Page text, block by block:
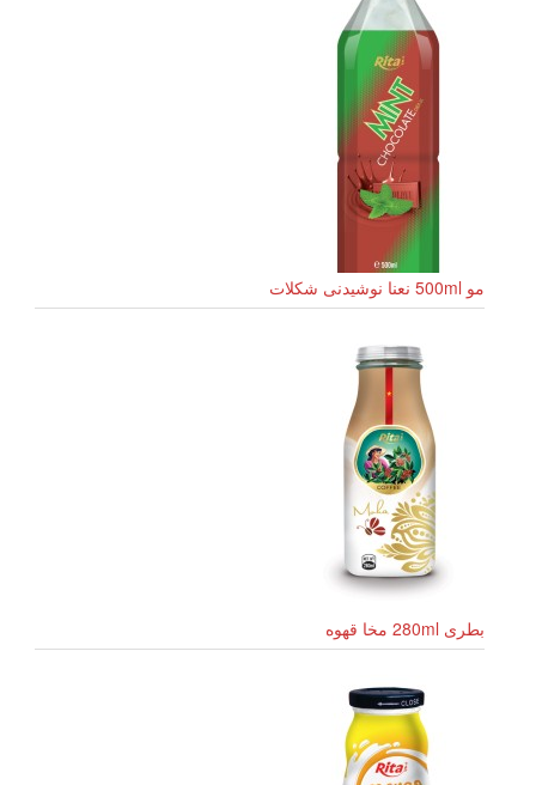
مو 500ml نعنا نوشیدنی شکلات
بطری 280ml مخا قهوه